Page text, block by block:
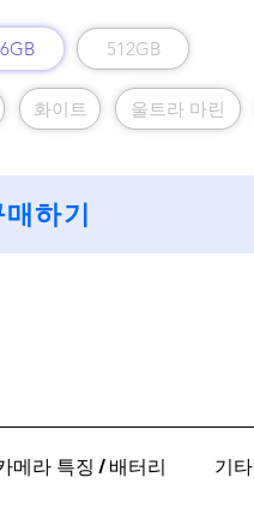
512GB
화이트 울트라 마린
매하기
메라 특징 / 배터리 기타